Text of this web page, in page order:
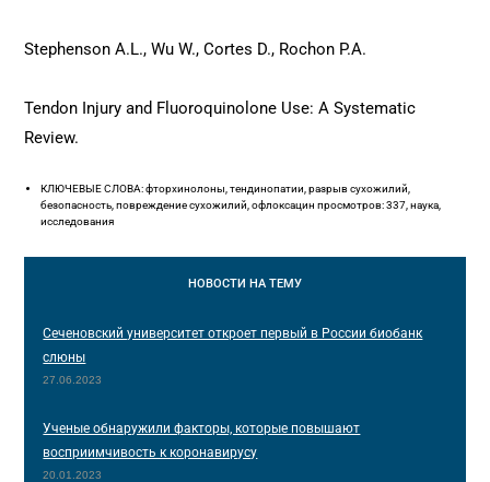
Stephenson A.L., Wu W., Cortes D., Rochon P.A.
Tendon Injury and Fluoroquinolone Use: A Systematic
Review.
КЛЮЧЕВЫЕ СЛОВА: фторхинолоны, тендинопатии, разрыв сухожилий,
безопасность, повреждение сухожилий, офлоксацин просмотров: 337, наука,
исследования
НОВОСТИ НА ТЕМУ
Сеченовский университет откроет первый в России биобанк
слюны
27.06.2023
Ученые обнаружили факторы, которые повышают
восприимчивость к коронавирусу
20.01.2023